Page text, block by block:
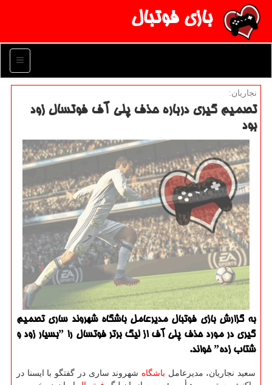
بازی فوتبال
منو
نجاریان:
تصمیم گیری درباره حذف پلی آف فوتسال زود
بود
به گزارش بازی فوتبال مدیرعامل باشگاه شهروند ساری تصمیم
گیری در مورد حذف پلی آف از لیگ برتر فوتسال را ˮبسیار زود و
شتاب زدهˮ خواند.
سعید نجاریان، مدیرعامل باشگاه شهروند ساری در گفتگو با ایسنا در